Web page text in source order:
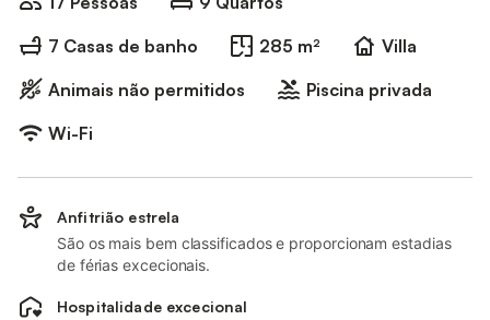
7 Casas de banho
285 m²
Villa
Animais não permitidos
Piscina privada
Wi-Fi
Anfitrião estrela
São os mais bem classificados e proporcionam estadias
de férias excecionais.
Hospitalidade excecional